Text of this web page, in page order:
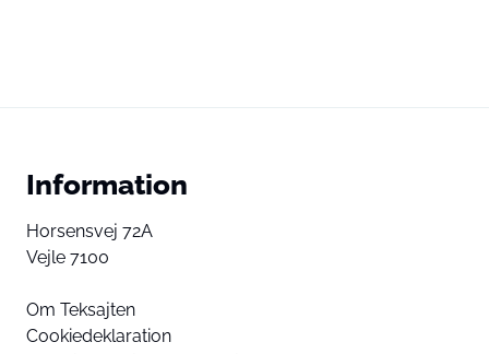
Information
Horsensvej 72A
Vejle 7100
Om Teksajten
Cookiedeklaration